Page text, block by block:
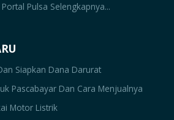
Pulsa Selengkapnya...
Siapkan Dana Darurat
Pascabayar Dan Cara Menjualnya
Motor Listrik